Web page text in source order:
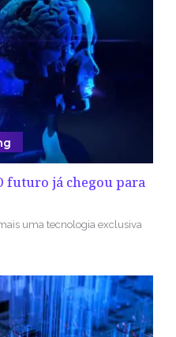
futuro já chegou para
uma tecnologia exclusiva